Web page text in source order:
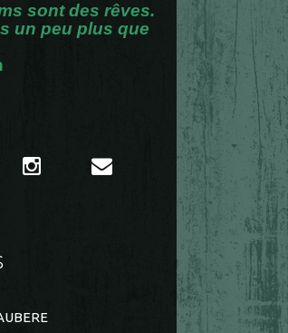
sont des rêves.
un peu plus que